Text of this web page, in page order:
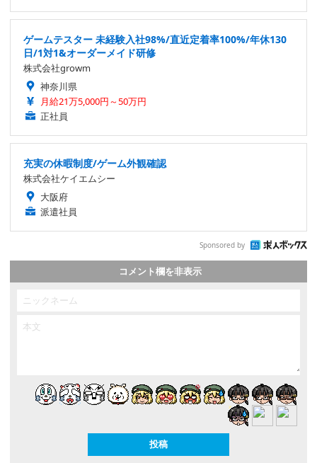
ゲームテスター 未経験入社98%/直近定着率100%/年休130
日/1対1&オーダーメイド研修
株式会社growm
神奈川県
月給21万5,000円～50万円
正社員
充実の休暇制度/ゲーム外観確認
株式会社ケイエムシー
大阪府
派遣社員
Sponsored by
コメント欄を非表示